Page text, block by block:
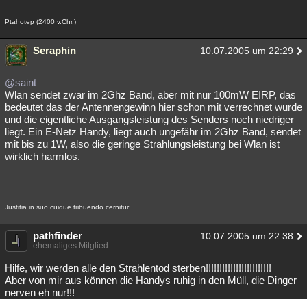
Ptahotep (2400 v.Chr.)
Seraphin 10.07.2005 um 22:29
@saint
Wlan sendet zwar im 2Ghz Band, aber mit nur 100mW EIRP, das
bedeutet das der Antennengewinn hier schon mit verrechnet wurde
und die eigentliche Ausgangsleistung des Senders noch niedriger
liegt. Ein E-Netz Handy, liegt auch ungefähr im 2Ghz Band, sendet
mit bis zu 1W, also die geringe Strahlungsleistung bei Wlan ist
wirklich harmlos.
Justitia in suo cuique tribuendo cernitur
pathfinder 10.07.2005 um 22:38
ehemaliges Mitglied
Hilfe, wir werden alle den Strahlentod sterben!!!!!!!!!!!!!!!!!!!!!!!!
Aber von mir aus können die Handys ruhig in den Müll, die Dinger
nerven eh nur!!!